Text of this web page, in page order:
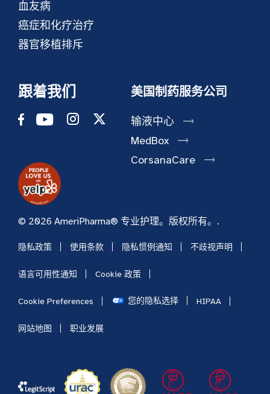
血友病
癌症和化疗治疗
器官移植排斥
跟着我们 美国制药服务公司
输液中心
MedBox
CorsanaCare
© 2026 AmeriPharma® 专业护理。版权所有。.
隐私政策 使用条款 隐私惯例通知 不歧视声明
语言可用性通知 Cookie 政策
Cookie Preferences 您的隐私选择 HIPAA
网站地图 职业发展